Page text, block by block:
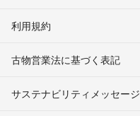
利用規約
古物営業法に基づく表記
サステナビリティメッセージ